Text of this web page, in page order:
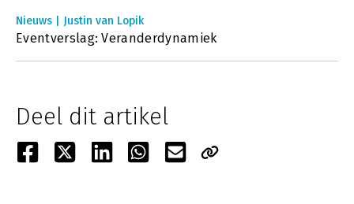
Nieuws | Justin van Lopik
Eventverslag: Veranderdynamiek
Deel dit artikel